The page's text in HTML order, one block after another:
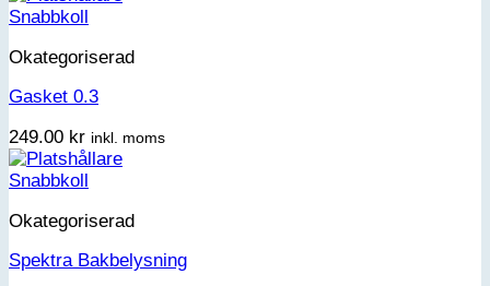
Snabbkoll
Okategoriserad
Gasket 0.3
249.00 kr inkl. moms
Snabbkoll
Okategoriserad
Spektra Bakbelysning